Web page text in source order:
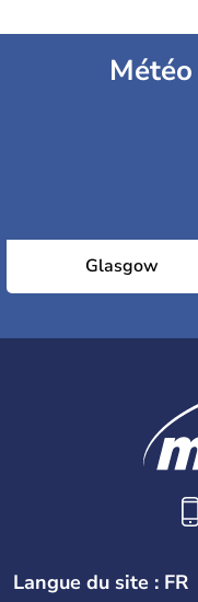
Glasgow
Langue du site : FR